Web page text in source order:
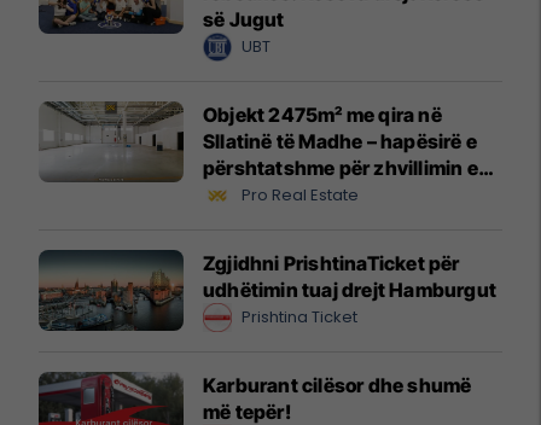
së Jugut
UBT
Objekt 2475m² me qira në
Sllatinë të Madhe – hapësirë e
përshtatshme për zhvillimin e
biznesit #16068
Pro Real Estate
Zgjidhni PrishtinaTicket për
udhëtimin tuaj drejt Hamburgut
Prishtina Ticket
Karburant cilësor dhe shumë
më tepër!